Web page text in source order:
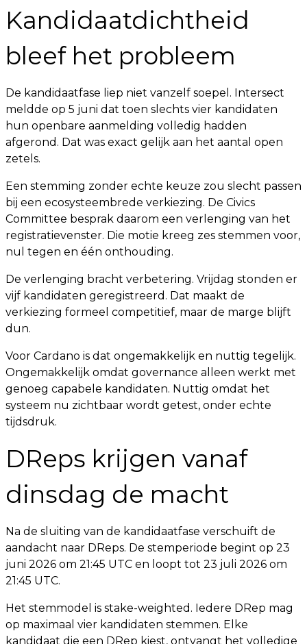
Kandidaatdichtheid
bleef het probleem
De kandidaatfase liep niet vanzelf soepel. Intersect
meldde op 5 juni dat toen slechts vier kandidaten
hun openbare aanmelding volledig hadden
afgerond. Dat was exact gelijk aan het aantal open
zetels.
Een stemming zonder echte keuze zou slecht passen
bij een ecosysteembrede verkiezing. De Civics
Committee besprak daarom een verlenging van het
registratievenster. Die motie kreeg zes stemmen voor,
nul tegen en één onthouding.
De verlenging bracht verbetering. Vrijdag stonden er
vijf kandidaten geregistreerd. Dat maakt de
verkiezing formeel competitief, maar de marge blijft
dun.
Voor Cardano is dat ongemakkelijk en nuttig tegelijk.
Ongemakkelijk omdat governance alleen werkt met
genoeg capabele kandidaten. Nuttig omdat het
systeem nu zichtbaar wordt getest, onder echte
tijdsdruk.
DReps krijgen vanaf
dinsdag de macht
Na de sluiting van de kandidaatfase verschuift de
aandacht naar DReps. De stemperiode begint op 23
juni 2026 om 21:45 UTC en loopt tot 23 juli 2026 om
21:45 UTC.
Het stemmodel is stake-weighted. Iedere DRep mag
op maximaal vier kandidaten stemmen. Elke
kandidaat die een DRep kiest, ontvangt het volledige